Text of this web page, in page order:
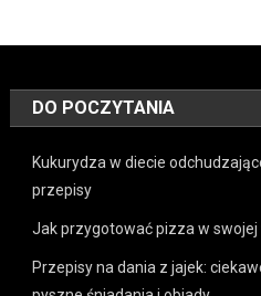
DO POCZYTANIA
Kukurydza w diecie
przepisy
Jak przygotować pizza w swojej
Przepisy na dania z jajek: